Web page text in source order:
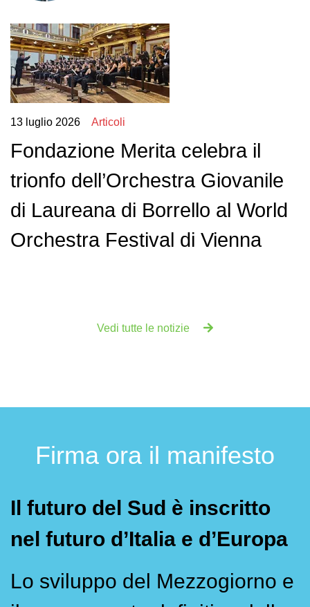
13 luglio 2026 Articoli
Fondazione Merita celebra il
trionfo dell’Orchestra Giovanile
di Laureana di Borrello al World
Orchestra Festival di Vienna
Vedi tutte le notizie
Firma ora il manifesto
Il futuro del Sud è inscritto
nel futuro d’Italia e d’Europa
Lo sviluppo del Mezzogiorno e